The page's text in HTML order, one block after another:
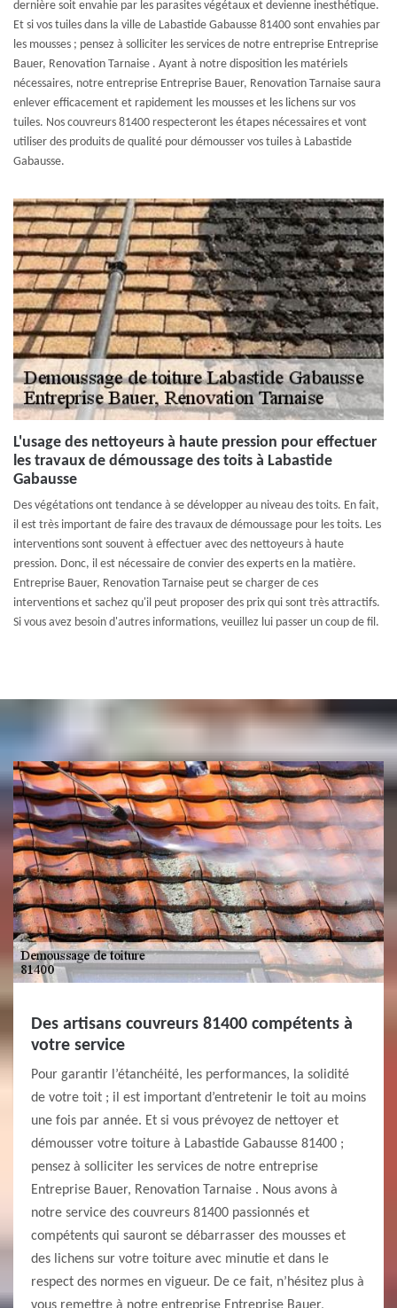
dernière soit envahie par les parasites végétaux et devienne inesthétique.
Et si vos tuiles dans la ville de Labastide Gabausse 81400 sont envahies par
les mousses ; pensez à solliciter les services de notre entreprise Entreprise
Bauer, Renovation Tarnaise . Ayant à notre disposition les matériels
nécessaires, notre entreprise Entreprise Bauer, Renovation Tarnaise saura
enlever efficacement et rapidement les mousses et les lichens sur vos
tuiles. Nos couvreurs 81400 respecteront les étapes nécessaires et vont
utiliser des produits de qualité pour démousser vos tuiles à Labastide
Gabausse.
L'usage des nettoyeurs à haute pression pour effectuer
les travaux de démoussage des toits à Labastide
Gabausse
Des végétations ont tendance à se développer au niveau des toits. En fait,
il est très important de faire des travaux de démoussage pour les toits. Les
interventions sont souvent à effectuer avec des nettoyeurs à haute
pression. Donc, il est nécessaire de convier des experts en la matière.
Entreprise Bauer, Renovation Tarnaise peut se charger de ces
interventions et sachez qu'il peut proposer des prix qui sont très attractifs.
Si vous avez besoin d'autres informations, veuillez lui passer un coup de fil.
Des artisans couvreurs 81400 compétents à
votre service
Pour garantir l’étanchéité, les performances, la solidité
de votre toit ; il est important d’entretenir le toit au moins
une fois par année. Et si vous prévoyez de nettoyer et
démousser votre toiture à Labastide Gabausse 81400 ;
pensez à solliciter les services de notre entreprise
Entreprise Bauer, Renovation Tarnaise . Nous avons à
notre service des couvreurs 81400 passionnés et
compétents qui sauront se débarrasser des mousses et
des lichens sur votre toiture avec minutie et dans le
respect des normes en vigueur. De ce fait, n’hésitez plus à